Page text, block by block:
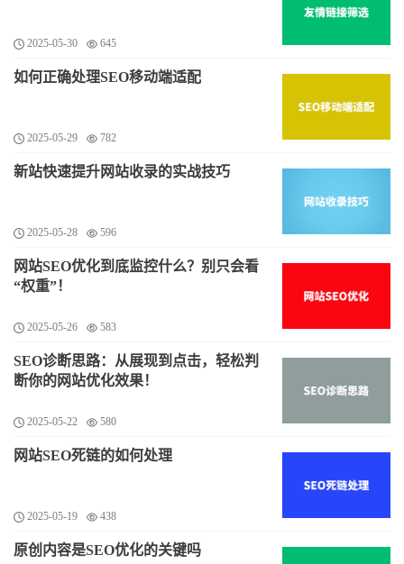
2025-05-30 645
如何正确处理SEO移动端适配
2025-05-29 782
新站快速提升网站收录的实战技巧
2025-05-28 596
网站SEO优化到底监控什么？别只会看
“权重”！
2025-05-26 583
SEO诊断思路：从展现到点击，轻松判
断你的网站优化效果！
2025-05-22 580
网站SEO死链的如何处理
2025-05-19 438
原创内容是SEO优化的关键吗